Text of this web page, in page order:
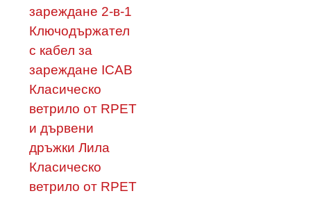
зареждане 2-в-1
Ключодържател
с кабел за
зареждане ICAB
Класическо
ветрило от RPET
и дървени
дръжки Лила
Класическо
ветрило от RPET